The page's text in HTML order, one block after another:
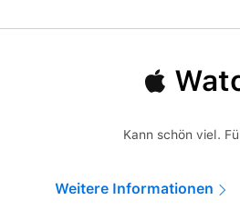
Kann schön viel.
Weitere Informationen